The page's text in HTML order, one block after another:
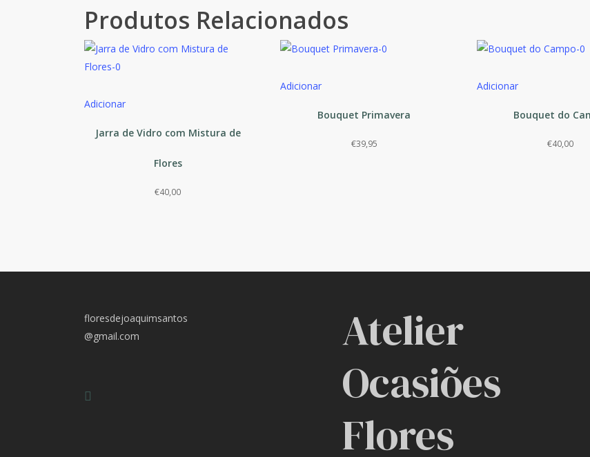
Produtos Relacionados
Adicionar
Jarra de Vidro com Mistura de
Flores
€40,00
Adicionar
Bouquet Primavera
€39,95
Adicionar
Bouquet do
€40,00
floresdejoaquimsantos
@gmail.com
mobile
Atelier
Ocasiões
Flores